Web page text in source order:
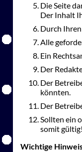
Die Seite
Der Inhalt
Durch
Alle
Ein
Der
Der
könnten.
Der
Sollten ein
somit gültig!
Wichtige